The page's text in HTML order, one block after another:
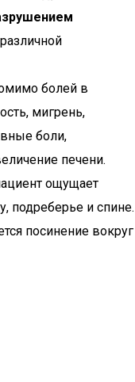
болей в
мигрень,
боли,
печени.
ощущает
подреберье и спине.
посинение вокруг